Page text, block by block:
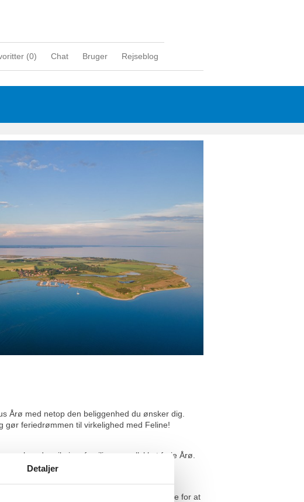
(0) Chat Bruger Rejseblog
Årø med netop den beliggenhed du ønsker dig.
gør feriedrømmen til virkelighed med Feline!
der vil giver familien en vellykket ferie Årø.
Feline nu!
vil du aldrig havne i hos Feline. Vi står inde for at
Detaljer